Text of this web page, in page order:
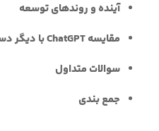
آینده و روندهای توسعه
مقایسه ChatGPT با دیگر دستیارهای هوشمند
سوالات متداول
جمع بندی